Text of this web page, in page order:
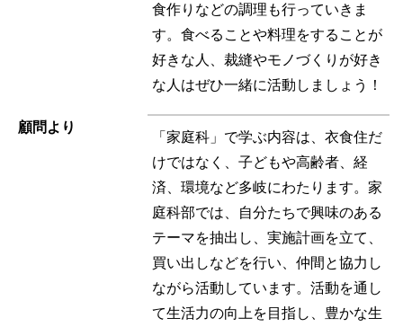
食作りなどの調理も行っていきま
す。食べることや料理をすることが
好きな人、裁縫やモノづくりが好き
な人はぜひ一緒に活動しましょう！
顧問より
「家庭科」で学ぶ内容は、衣食住だ
けではなく、子どもや高齢者、経
済、環境など多岐にわたります。家
庭科部では、自分たちで興味のある
テーマを抽出し、実施計画を立て、
買い出しなどを行い、仲間と協力し
ながら活動しています。活動を通し
て生活力の向上を目指し、豊かな生